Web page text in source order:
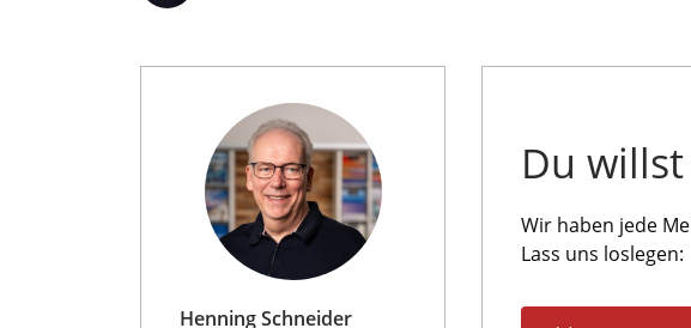
Henning Schneider
Du
Wir haben jede
Lass uns loslegen: